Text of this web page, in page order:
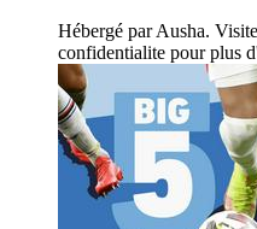
Hébergé par Ausha.
confidentialite pour plus